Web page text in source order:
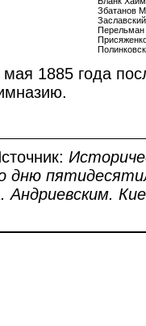
Збатанов
Перельман
мая 1885 года
дню
Андриевским.